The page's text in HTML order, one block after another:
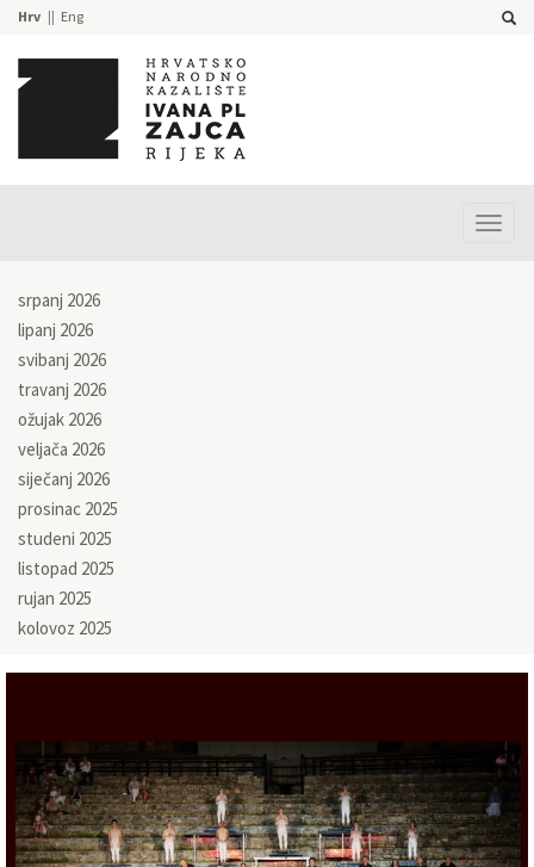
Hrv Eng
srpanj 2026
lipanj 2026
svibanj 2026
travanj 2026
ožujak 2026
veljača 2026
siječanj 2026
prosinac 2025
studeni 2025
listopad 2025
rujan 2025
kolovoz 2025